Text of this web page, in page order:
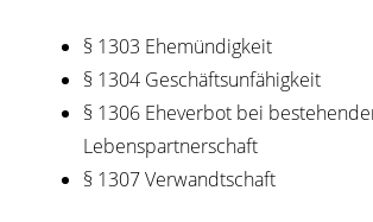
§ 1303 Ehemündigkeit
§ 1304 Geschäftsunfähigkeit
§ 1306 Eheverbot bei
Lebenspartnerschaft
§ 1307 Verwandtschaft